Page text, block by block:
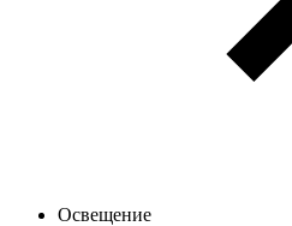
Освещение